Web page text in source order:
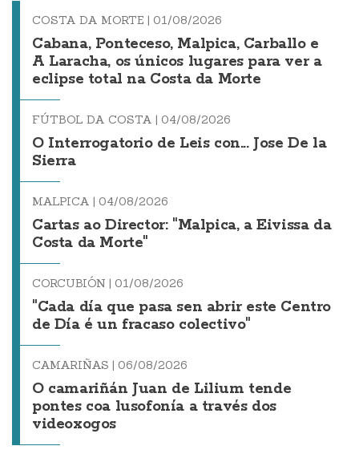
COSTA DA MORTE | 01/08/2026
Cabana, Ponteceso, Malpica, Carballo e
A Laracha, os únicos lugares para ver a
eclipse total na Costa da Morte
FÚTBOL DA COSTA | 04/08/2026
O Interrogatorio de Leis con... Jose De la
Sierra
MALPICA | 04/08/2026
Cartas ao Director: "Malpica, a Eivissa da
Costa da Morte"
CORCUBIÓN | 01/08/2026
"Cada día que pasa sen abrir este Centro
de Día é un fracaso colectivo"
CAMARIÑAS | 06/08/2026
O camariñán Juan de Lilium tende
pontes coa lusofonía a través dos
videoxogos